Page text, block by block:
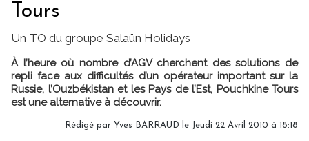
Tours
Un TO du groupe Salaün Holidays
À l’heure où nombre d’AGV cherchent des solutions de
repli face aux difficultés d’un opérateur important sur la
Russie, l’Ouzbékistan et les Pays de l’Est, Pouchkine Tours
est une alternative à découvrir.
Rédigé par Yves BARRAUD le Jeudi 22 Avril 2010 à 18:18